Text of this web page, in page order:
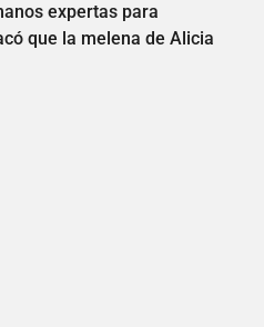
expertas para
que la melena de Alicia